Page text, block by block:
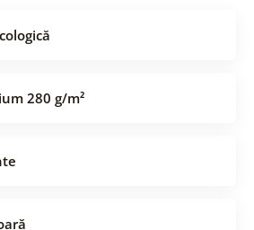
280 g/m²